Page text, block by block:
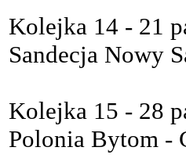
Kolejka 14 - 21
Sandecja Nowy
Kolejka 15 - 28
Polonia Bytom -